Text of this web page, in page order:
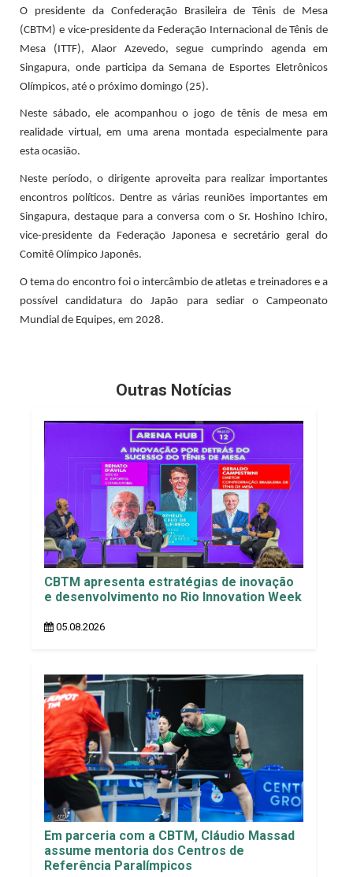
O presidente da Confederação Brasileira de Tênis de Mesa
(CBTM) e vice-presidente da Federação Internacional de Tênis de
Mesa (ITTF), Alaor Azevedo, segue cumprindo agenda em
Singapura, onde participa da Semana de Esportes Eletrônicos
Olímpicos, até o próximo domingo (25).
Neste sábado, ele acompanhou o jogo de tênis de mesa em
realidade virtual, em uma arena montada especialmente para
esta ocasião.
Neste período, o dirigente aproveita para realizar importantes
encontros políticos. Dentre as várias reuniões importantes em
Singapura, destaque para a conversa com o Sr. Hoshino Ichiro,
vice-presidente da Federação Japonesa e secretário geral do
Comitê Olímpico Japonês.
O tema do encontro foi o intercâmbio de atletas e treinadores e a
possível candidatura do Japão para sediar o Campeonato
Mundial de Equipes, em 2028.
Outras Notícias
CBTM apresenta estratégias de inovação
e desenvolvimento no Rio Innovation Week
05.08.2026
Em parceria com a CBTM, Cláudio Massad
assume mentoria dos Centros de
Referência Paralímpicos